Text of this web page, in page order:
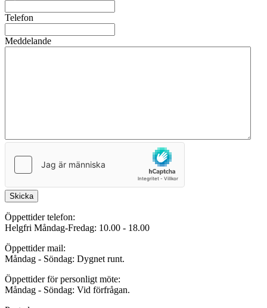
Telefon
Meddelande
Skicka
Öppettider telefon:
Helgfri Måndag-Fredag: 10.00 - 18.00
Öppettider mail:
Måndag - Söndag: Dygnet runt.
Öppettider för personligt möte:
Måndag - Söndag: Vid förfrågan.